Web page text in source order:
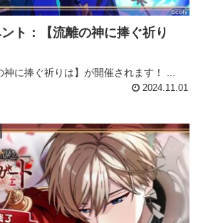
ト：【流離の神に捧ぐ祈り
に捧ぐ祈りは】が開催されます！ ...
2024.11.01